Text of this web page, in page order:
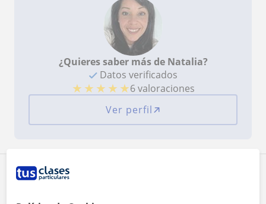
¿Quieres saber más de Natalia?
Datos verificados
★ ★ ★ ★ ★6 valoraciones
Ver perfil
Zona de Natalia